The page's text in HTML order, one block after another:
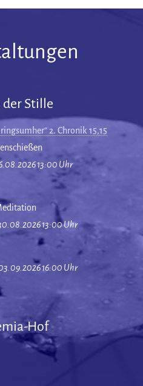
der Stille
2. Chronik 15,15
13:00 Uhr
13:00 Uhr
16:00 Uhr
Hof